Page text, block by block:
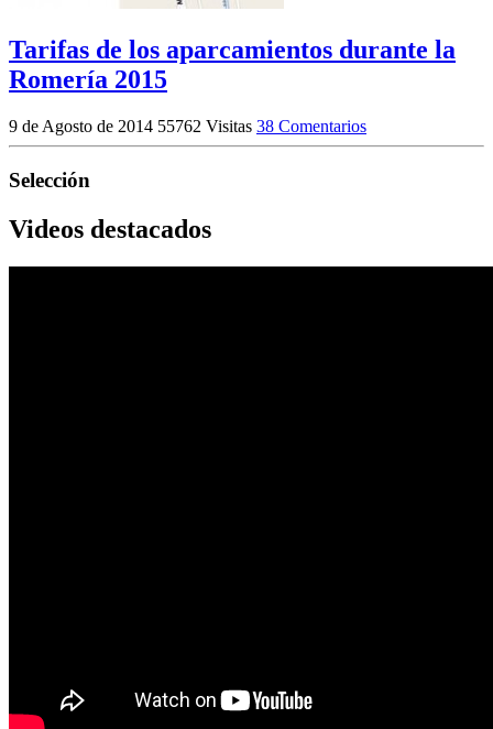
Tarifas de los aparcamientos durante la
Romería 2015
9 de Agosto de 2014 55762 Visitas 38 Comentarios
Selección
Videos destacados